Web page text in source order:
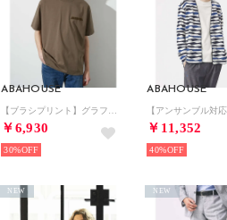
ABAHOUSE
￥6,930
30%
ABAHOUSE
￥11,352
40%
NEW NEW